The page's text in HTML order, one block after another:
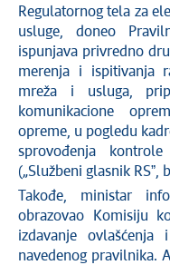
Regulatornog tela za
usluge, doneo
ispunjava privredno
merenja i ispitivanja
mreža i usluga,
komunikacione
opreme, u pogledu
sprovođenja
(„Službeni glasnik RSˮ,
Takođe, ministar
obrazovao Komisiju
izdavanje
navedenog pravilnika.